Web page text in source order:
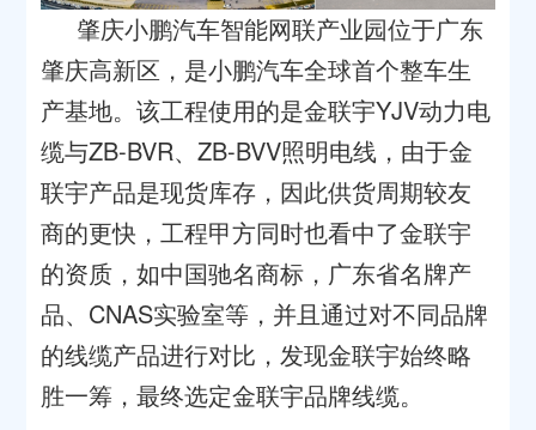
肇庆小鹏汽车智能网联产业园位于广东
肇庆高新区，是小鹏汽车全球首个整车生
产基地。该工程使用的是金联宇YJV动力电
缆与ZB-BVR、ZB-BVV照明电线，由于金
联宇产品是现货库存，因此供货周期较友
商的更快，工程甲方同时也看中了金联宇
的资质，如中国驰名商标，广东省名牌产
品、CNAS实验室等，并且通过对不同品牌
的线缆产品进行对比，发现金联宇始终略
胜一筹，最终选定金联宇品牌线缆。